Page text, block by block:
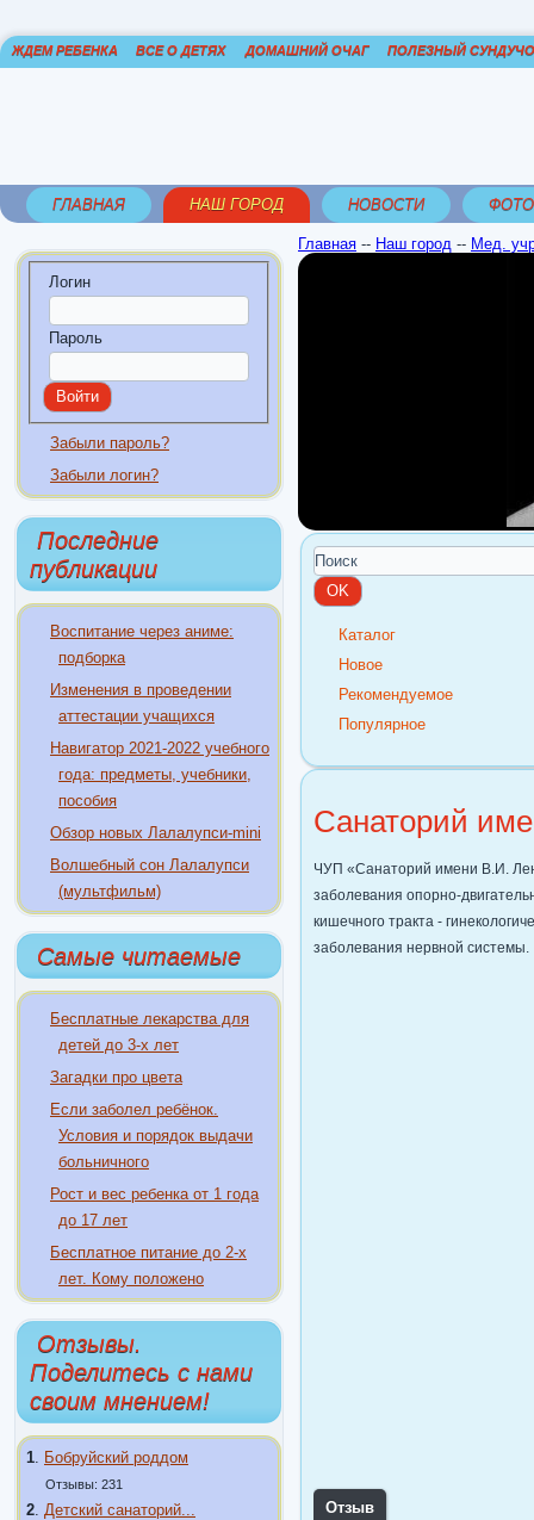
ЖДЕМ РЕБЕНКА ВСЕ О ДЕТЯХ ДОМАШНИЙ ОЧАГ ПОЛЕЗНЫЙ
ГЛАВНАЯ НАШ ГОРОД НОВОСТИ
Логин
Пароль
Забыли пароль?
Забыли логин?
Последние
публикации
Воспитание через аниме:
подборка
Изменения в проведении
аттестации учащихся
Навигатор 2021-2022 учебного
года: предметы, учебники,
пособия
Обзор новых Лалалупси-mini
Волшебный сон Лалалупси
(мультфильм)
Самые читаемые
Бесплатные лекарства для
детей до 3-х лет
Загадки про цвета
Если заболел ребёнок.
Условия и порядок выдачи
больничного
Рост и вес ребенка от 1 года
до 17 лет
Бесплатное питание до 2-х
лет. Кому положено
Отзывы.
Поделитесь с нами
своим мнением!
1 Бобруйский роддом
Отзывы: 231
2 Детский санаторий...
Главная -- Наш город -- Мед.
Каталог
Новое
Рекомендуемое
Популярное
Санаторий
ЧУП «Санаторий имени В.И.
заболевания опорно-
кишечного тракта -
заболевания нервной системы.
Отзыв